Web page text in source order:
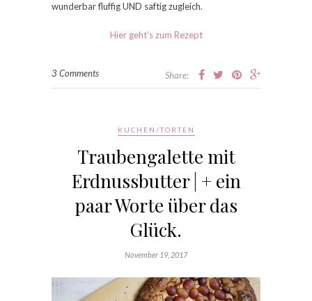
wunderbar fluffig UND saftig zugleich.
Hier geht’s zum Rezept
3 Comments Share:
KUCHEN/TORTEN
Traubengalette mit
Erdnussbutter | + ein
paar Worte über das
Glück.
November 19, 2017